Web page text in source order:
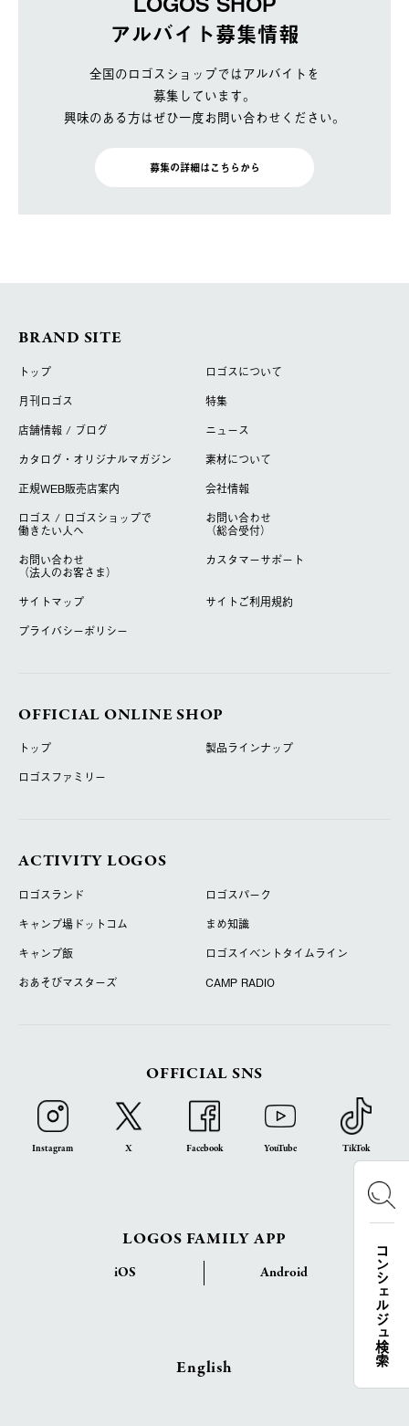
アルバイト募集情報
全国のロゴスショップではアルバイトを
募集しています。
興味のある方はぜひ一度お問い合わせください。
募集の詳細はこちらから
コンシェルジュ検索
BRAND SITE
トップ
ロゴスについて
月刊ロゴス
特集
店舗情報 / ブログ
ニュース
カタログ・オリジナルマガジン
素材について
正規WEB販売店案内
会社情報
ロゴス / ロゴスショップで
働きたい人へ
お問い合わせ
（総合受付）
お問い合わせ
（法人のお客さま）
カスタマーサポート
サイトマップ
サイトご利用規約
プライバシーポリシー
OFFICIAL ONLINE SHOP
トップ
製品ラインナップ
ロゴスファミリー
ACTIVITY LOGOS
ロゴスランド
ロゴスパーク
キャンプ場ドットコム
まめ知識
キャンプ飯
ロゴスイベントタイムライン
おあそびマスターズ
CAMP RADIO
OFFICIAL SNS
Instagram X Facebook YouTube TikTok
LOGOS FAMILY APP
iOS Android
English